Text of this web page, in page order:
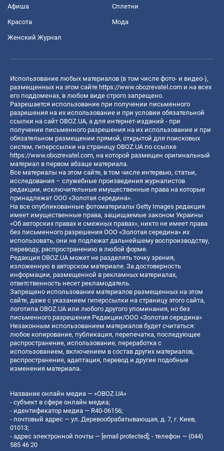
Афиша Сплетни
Красота Мода
Женский Журнал
Использование любых материалов (в том числе фото- и видео-),
размещенных на этом сайте https://www.obozrevatel.com и на всех
его поддоменах, в любом виде строго запрещено.
Разрешается использование при получении письменного
разрешения на их использование и при условии обязательной
ссылки на сайт OBOZ.UA, а для интернет-изданий - при
получении письменного разрешения на их использование и при
обязательном размещении прямой, открытой для поисковых
систем, гиперссылки на страницу OBOZ.UA по ссылке
https://www.obozrevatel.com, на которой размещен оригинальный
материал в первом абзаце материала.
Все материалы на этом сайте, в том числе интервью, статьи,
исследования – служебные произведения журналистов
редакции, исключительные имущественные права на которые
принадлежат ООО «Золотая середина».
На все опубликованные фотоматериалы Getty Images редакция
имеет имущественные права, защищаемые законом Украины
«Об авторских правах и смежных правах», никто не имеет права
без письменного разрешения ООО «Золотая середина» их
использовать, они не подлежат дальнейшему воспроизводству,
переводу, распространению в любой форме.
Редакция OBOZ.UA может не разделять точку зрения,
изложенную в авторском материале. За достоверность
информации, размещенной в рекламных материалах,
ответственность несет рекламодатель.
Запрещено использование материалов размещенных на этом
сайте, даже с указанием гиперссылки на страницу этого сайта,
логотипа OBOZ.UA или любого другого упоминания, но без
письменного разрешения Редакции/ООО «Золотая середина»
Незаконным использованием материалов будет считаться:
любое копирование, публикация, перепечатка, последующее
распространение, использование, переработка с
использованием, включением в состав других материалов,
распространение, адаптация, перевод и другие подобные
изменения материала.
Название онлайн медиа — «OBOZ.UA»
- субъект в сфере онлайн медиа;
- идентификатор медиа — R40-06156;
- почтовый адрес — ул. Деревообрабатывающая, д. 7, г. Киев,
01013;
- адрес электронной почты — [email protected]; - телефон — (044)
585 46 20